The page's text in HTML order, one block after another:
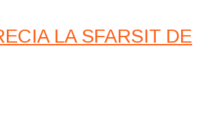
LA SFARSIT DE